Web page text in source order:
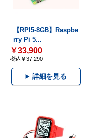
【RPI5-8GB】Raspbe
rry Pi 5...
￥33,900
税込￥37,290
詳細を見る